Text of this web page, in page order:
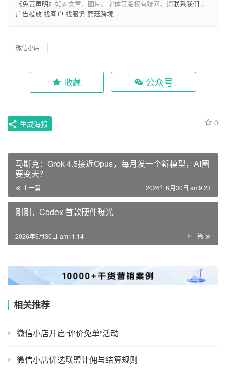
《免责声明》 如对文章、图片、字体等版权有疑问，请联系我们 。
广告投放 找客户 找服务 蘑菇跨境
微信小店
收藏 公众号
0
生成海报
马斯克：Grok 4.5接近Opus，每月发一个新模型，AI圈
要变天？
上一篇 2026年6月30日 am9:23
刚刚，Codex 首款硬件曝光
下一篇
2026年6月30日 am11:14
相关推荐
微信小店开启“评价免单”活动
微信小店优选联盟计佣与结算规则